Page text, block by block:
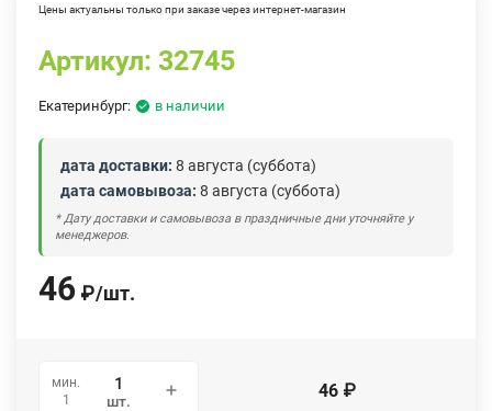
Цены актуальны только при заказе через интернет-магазин
Артикул: 32745
Екатеринбург: в наличии
дата доставки: 8 августа (суббота)
дата самовывоза: 8 августа (суббота)
* Дату доставки и самовывоза в праздничные дни уточняйте у
менеджеров.
46 ₽/шт.
мин.
1
шт. 46 ₽